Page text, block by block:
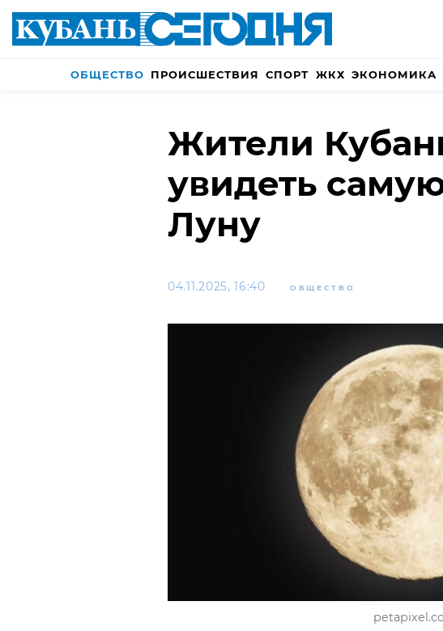
ОБЩЕСТВО ПРОИСШЕСТВИЯ СПОРТ ЖКХ ЭКОНОМИКА
Жители
увидеть
Луну
04.11.2025, 16:40 ОБЩЕСТВО